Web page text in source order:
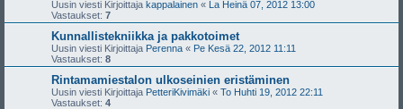
Uusin viesti Kirjoittaja kappalainen « La Heinä 07, 2012 13:00
Vastaukset: 7
Kunnallistekniikka ja pakkotoimet
Uusin viesti Kirjoittaja Perenna « Pe Kesä 22, 2012 11:11
Vastaukset: 8
Rintamamiestalon ulkoseinien eristäminen
Uusin viesti Kirjoittaja PetteriKivimäki « To Huhti 19, 2012 22:11
Vastaukset: 4